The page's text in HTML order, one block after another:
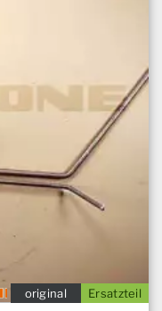
Ersatzteil
original